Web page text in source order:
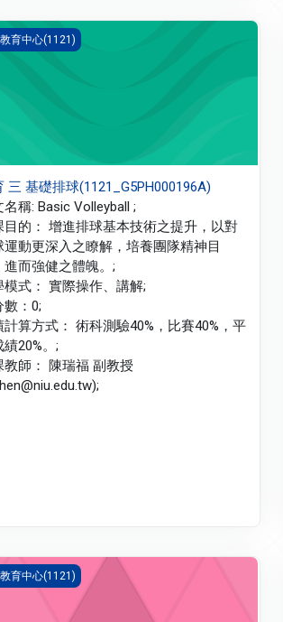
基礎排球(1121_G5PH000196A)
育中心(1121)
三 基礎排球(1121_G5PH000196A)
名稱: Basic Volleyball ;
目的： 增進排球基本技術之提升，以對
運動更深入之瞭解，培養團隊精神目
進而強健之體魄。;
模式： 實際操作、講解;
數：0;
計算方式： 術科測驗40%，比賽40%，平
績20%。;
教師： 陳瑞福 副教授
球(1121_G5PH000043A)
育中心(1121)